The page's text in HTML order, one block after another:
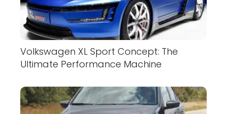
Volkswagen XL Sport Concept: The
Ultimate Performance Machine